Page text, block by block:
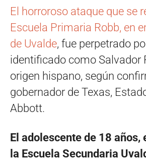
El horroroso ataque que se
Escuela Primaria Robb, en
de Uvalde, fue perpetrado
identificado como Salvador
origen hispano, según
gobernador de Texas,
Abbott.
El adolescente de 18 años,
la Escuela Secundaria